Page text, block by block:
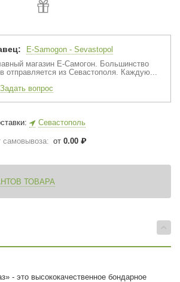
E-Samogon - Sevastopol
магазин Е-Самогон. Большинство
отправляется из Севастополя. Каждую...
Задать вопрос
Севастополь
самовывоза: от0.00 ₽
ТОВАРА
- это высококачественное бондарное